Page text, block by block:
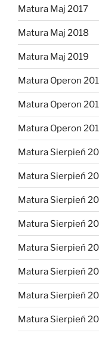
Matura Maj 2017
Matura Maj 2018
Matura Maj 2019
Matura Operon
Matura Operon
Matura Operon
Matura Sierpień
Matura Sierpień
Matura Sierpień
Matura Sierpień
Matura Sierpień
Matura Sierpień
Matura Sierpień
Matura Sierpień